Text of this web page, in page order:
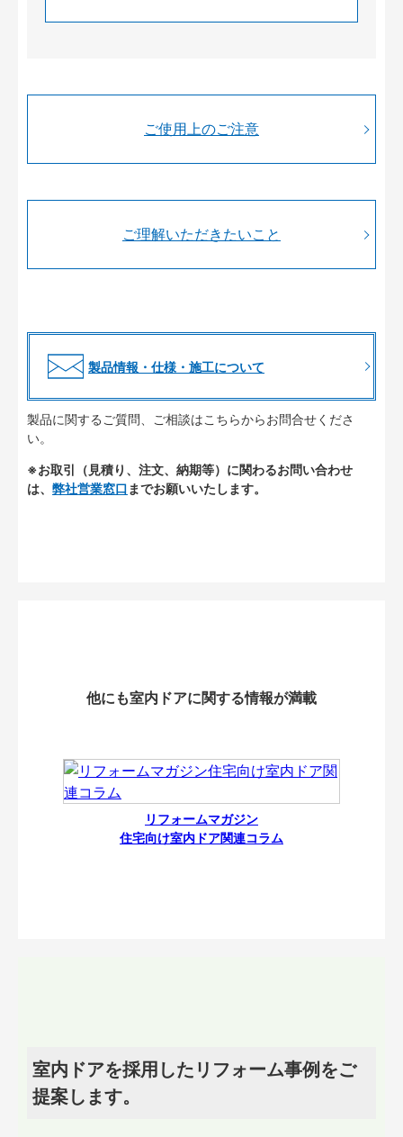
ご使用上のご注意
ご理解いただきたいこと
製品情報・仕様・施工について
製品に関するご質問、ご相談はこちらからお問合せくださ
い。
※お取引（見積り、注文、納期等）に関わるお問い合わせ
は、 弊社営業窓口 までお願いいたします。
他にも室内ドアに関する情報が満載
リフォームマガジン
住宅向け室内ドア関連コラム
室内ドアを採用したリフォーム事例をご
提案します。